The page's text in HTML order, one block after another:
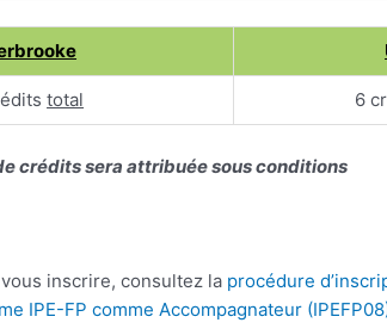
total 6
crédits sera attribuée sous conditions
inscrire, consultez la procédure
IPE-FP comme Accompagnateur